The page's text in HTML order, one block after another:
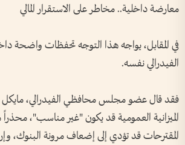
معارضة داخلية.. مخاطر على الاستقرار المالي
في المقابل، يواجه هذا التوجه تحفظات واضحة
الفيدرالي نفسه.
فقد قال عضو مجلس محافظي الفيدرالي،
الميزانية العمومية قد يكون "غير مناسب"،
المقترحات قد تؤدي إلى إضعاف مرونة البنوك،